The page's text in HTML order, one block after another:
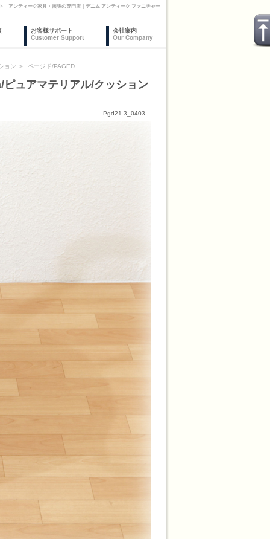
アンティーク家具・照明の専門店｜デニム アンティーク ファニチャー
お客様サポート
Customer Support
会社案内
Our Company
ョン ＞ ページド/PAGED
ュアマテリアル/クッション
Pgd21-3_0403